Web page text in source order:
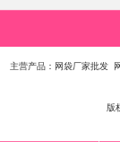
主营产品：网袋厂家批发
版